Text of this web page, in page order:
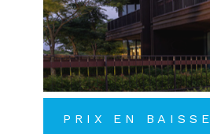
PRIX EN BAISSE